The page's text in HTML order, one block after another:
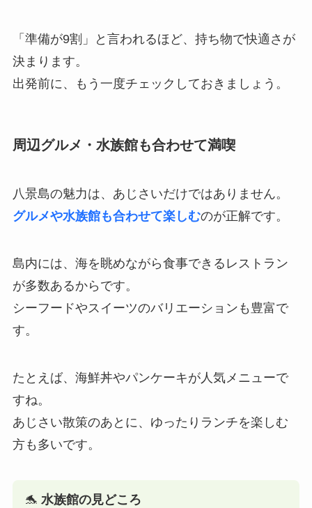
「準備が9割」と言われるほど、持ち物で快適さが
決まります。
出発前に、もう一度チェックしておきましょう。
周辺グルメ・水族館も合わせて満喫
八景島の魅力は、あじさいだけではありません。
グルメや水族館も合わせて楽しむのが正解です。
島内には、海を眺めながら食事できるレストラン
が多数あるからです。
シーフードやスイーツのバリエーションも豊富で
す。
たとえば、海鮮丼やパンケーキが人気メニューで
すね。
あじさい散策のあとに、ゆったりランチを楽しむ
方も多いです。
🐬 水族館の見どころ